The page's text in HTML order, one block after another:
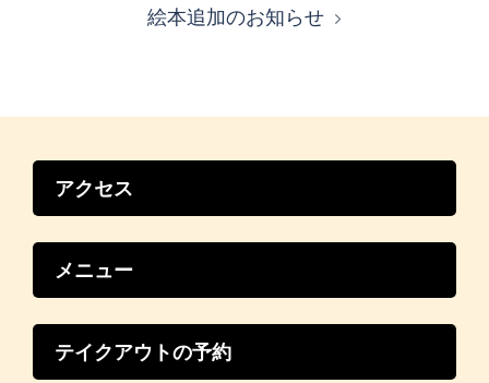
絵本追加のお知らせ
アクセス
メニュー
テイクアウトの予約